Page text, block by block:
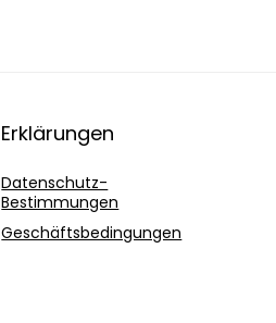
Erklärungen
Datenschutz-
Bestimmungen
Geschäftsbedingungen